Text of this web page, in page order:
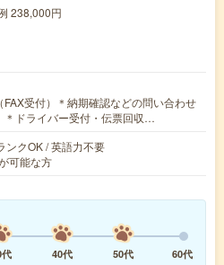
238,000円
FAX受付）＊納期確認などの問い合わせ
＊ドライバー受付・伝票回収…
ンクOK / 英語力不要
可能な方
40代 50代
60代